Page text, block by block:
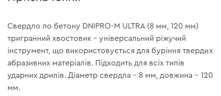
Свердло по бетону DNIPRO-M ULTRA (8 мм, 120 мм)
тригранний хвостовик – універсальний ріжучий
інструмент, що використовується для буріння твердих
абразивних матеріалів. Підходить для всіх типів
ударних дрилів. Діаметр свердла – 8 мм, довжина – 120
мм.